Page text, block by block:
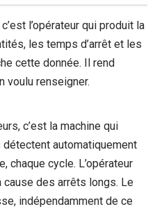
l’opérateur qui produit la
les temps d’arrêt et les
cette donnée. Il rend
voulu renseigner.
c’est la machine qui
automatiquement
chaque cycle. L’opérateur
cause des arrêts longs. Le
indépendamment de ce